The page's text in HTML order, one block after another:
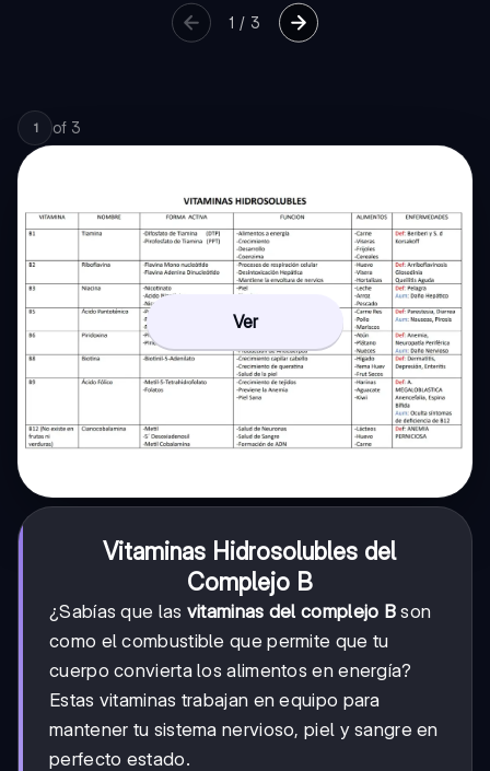
1 / 3
1 of 3
Ver
Vitaminas Hidrosolubles del
Complejo B
¿Sabías que las vitaminas del complejo B son
como el combustible que permite que tu
cuerpo convierta los alimentos en energía?
Estas vitaminas trabajan en equipo para
mantener tu sistema nervioso, piel y sangre en
perfecto estado.